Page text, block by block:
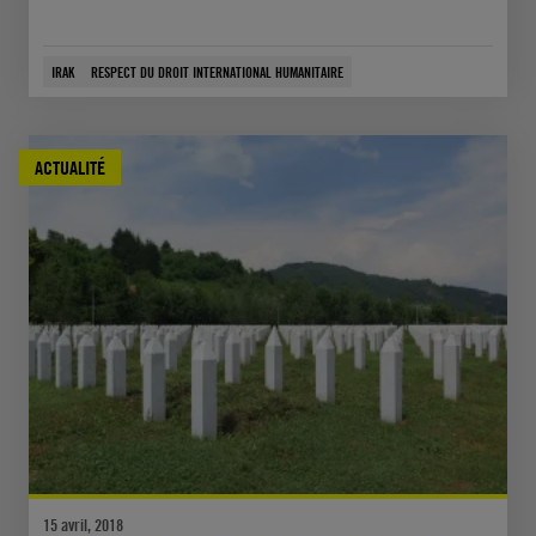
IRAK RESPECT DU DROIT INTERNATIONAL HUMANITAIRE
ACTUALITÉ
15 avril, 2018